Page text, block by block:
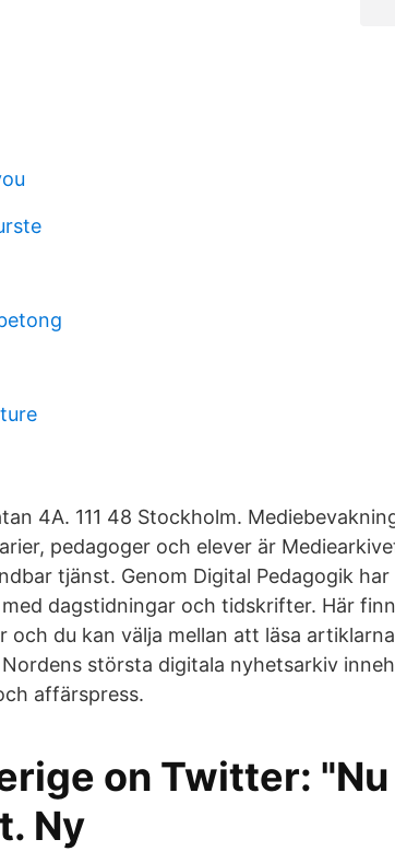
4A. 111 48 Stockholm.
pedagoger och elever är
tjänst. Genom Digital Pedagogik
dagstidningar och tidskrifter. Här
och du kan välja mellan att läsa
största digitala nyhetsarkiv
affärspress.
on Twitter:
Ny